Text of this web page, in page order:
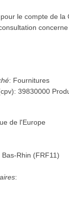
le compte de la
: Fournitures
cpv):39830000
de l'Europe
Bas-Rhin (FRF11)
: